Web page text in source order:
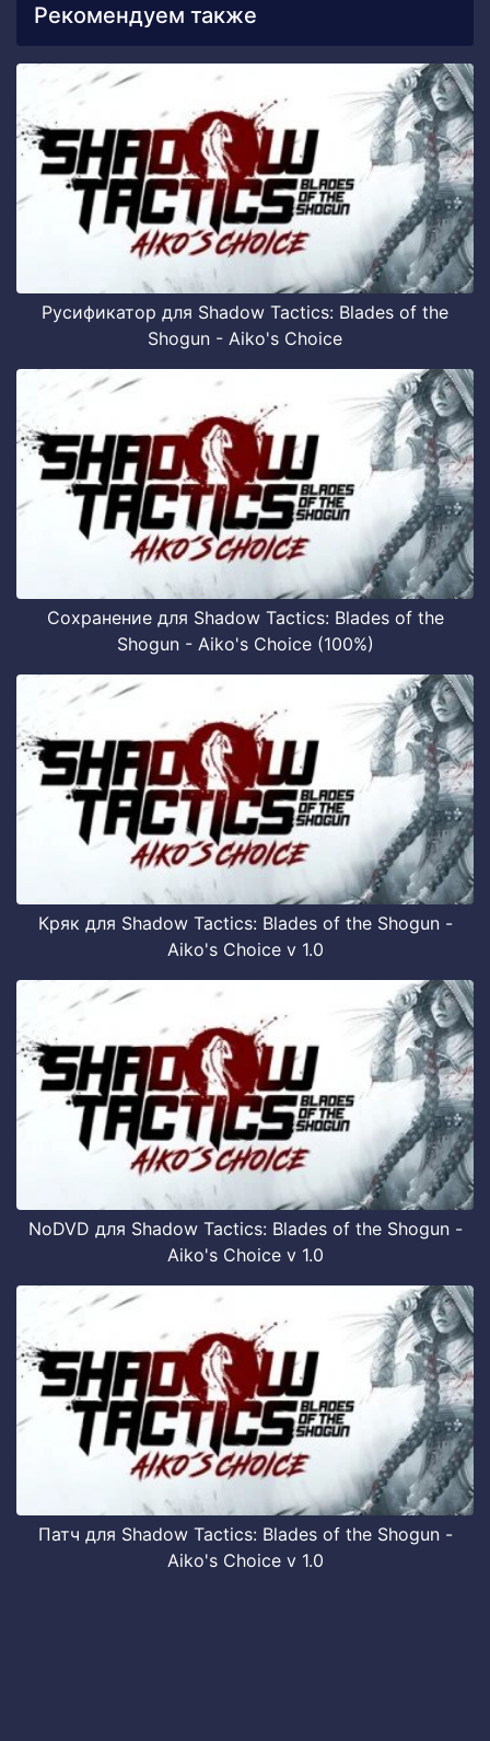
Рекомендуем также
Русификатор для Shadow Tactics: Blades of the
Shogun - Aiko's Choice
Сохранение для Shadow Tactics: Blades of the
Shogun - Aiko's Choice (100%)
Кряк для Shadow Tactics: Blades of the Shogun -
Aiko's Choice v 1.0
NoDVD для Shadow Tactics: Blades of the Shogun -
Aiko's Choice v 1.0
Патч для Shadow Tactics: Blades of the Shogun -
Aiko's Choice v 1.0